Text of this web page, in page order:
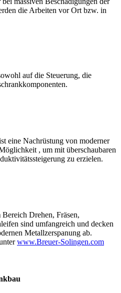
die Arbeiten vor Ort bzw. in
auf die Steuerung, die
eine Nachrüstung von moderner
, um mit überschaubaren
zu erzielen.
Drehen, Fräsen,
sind umfangreich und decken
Metallzerspanung ab.
www.Breuer-Solingen.com